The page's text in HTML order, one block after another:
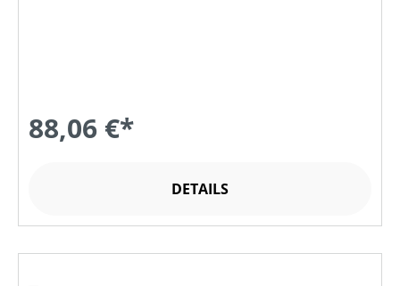
88,06 €*
DETAILS